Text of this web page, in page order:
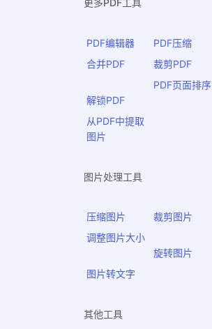
更多PDF工具
PDF编辑器
PDF压缩
合并PDF
裁剪PDF
解锁PDF
PDF页面排序
从PDF中提取
图片
图片处理工具
压缩图片
裁剪图片
调整图片大小
旋转图片
图片转文字
其他工具